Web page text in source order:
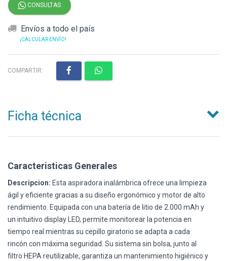
CONSULTAS
Envíos a todo el país
¡CALCULAR ENVÍO!
COMPARTIR:
Ficha técnica
Caracteristicas Generales
Descripcion: Esta aspiradora inalámbrica ofrece una limpieza
ágil y eficiente gracias a su diseño ergonómico y motor de alto
rendimiento. Equipada con una batería de litio de 2.000 mAh y
un intuitivo display LED, permite monitorear la potencia en
tiempo real mientras su cepillo giratorio se adapta a cada
rincón con máxima seguridad. Su sistema sin bolsa, junto al
filtro HEPA reutilizable, garantiza un mantenimiento higiénico y